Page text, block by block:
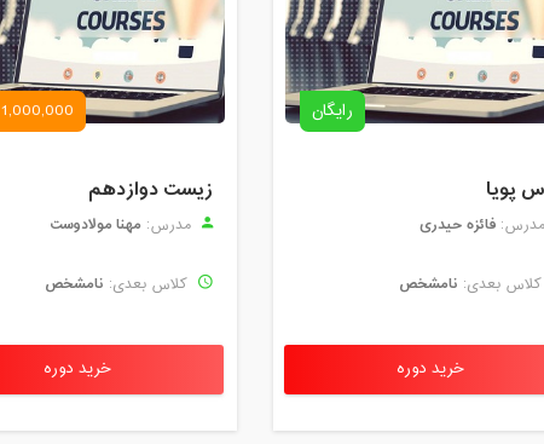
رایگان
پویا
فائزه حیدری
بعدی: نامشخص
خرید دوره
1,000,000 تومان
زیست دوازدهم
مدرس: مهنا مولادوست
کلاس بعدی: نامشخص
خرید دوره